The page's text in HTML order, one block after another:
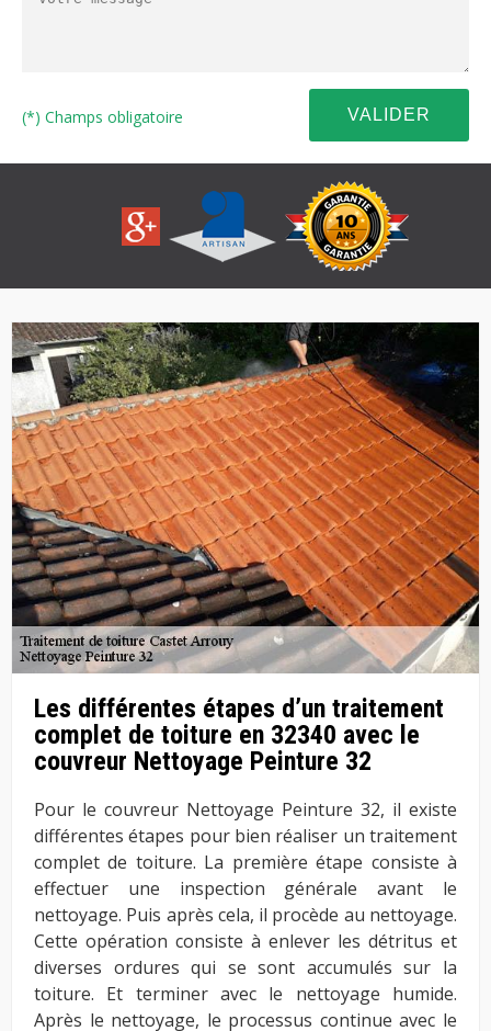
(*) Champs obligatoire
Les différentes étapes d’un traitement
complet de toiture en 32340 avec le
couvreur Nettoyage Peinture 32
Pour le couvreur Nettoyage Peinture 32, il existe
différentes étapes pour bien réaliser un traitement
complet de toiture. La première étape consiste à
effectuer une inspection générale avant le
nettoyage. Puis après cela, il procède au nettoyage.
Cette opération consiste à enlever les détritus et
diverses ordures qui se sont accumulés sur la
toiture. Et terminer avec le nettoyage humide.
Après le nettoyage, le processus continue avec le